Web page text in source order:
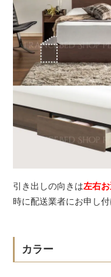
引き出しの向きは左右
時に配送業者にお申し付
カラー